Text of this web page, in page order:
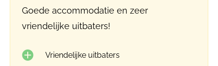
Goede accommodatie en zeer
vriendelijke uitbaters!
Vriendelijke uitbaters